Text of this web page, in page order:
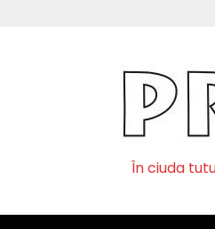
În ciuda